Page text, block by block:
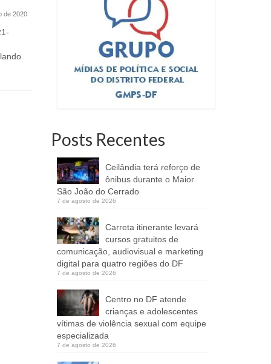
de 2020 19 de fevereiro de 2020
Blocos homenageiam os 14 anos de
praça da 201 Norte e são opção de
Posts Recentes
Ceilândia terá reforço de
ônibus durante o Maior
São João do Cerrado
7 de agosto de 2026
Carreta itinerante levará
cursos gratuitos de
comunicação, audiovisual e marketing
digital para quatro regiões do DF
7 de agosto de 2026
Centro no DF atende
crianças e adolescentes
vítimas de violência sexual com equipe
especializada
7 de agosto de 2026